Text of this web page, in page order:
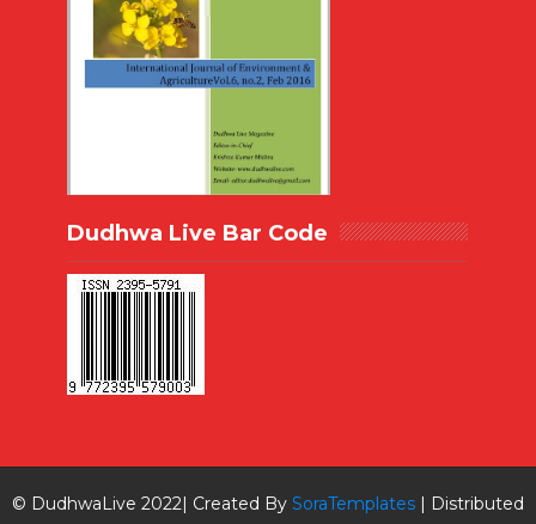
Dudhwa Live Bar Code
© DudhwaLive 2022| Created By SoraTemplates| Distributed